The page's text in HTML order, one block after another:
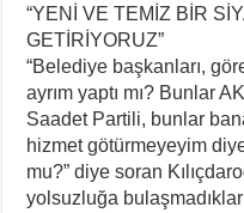
“YENİ VE TEMİZ BİR
GETİRİYORUZ”
“Belediye başkanları,
ayrım yaptı mı? Bunlar
Saadet Partili, bunlar
hizmet götürmeyeyim diye
mu?” diye soran
yolsuzluğa